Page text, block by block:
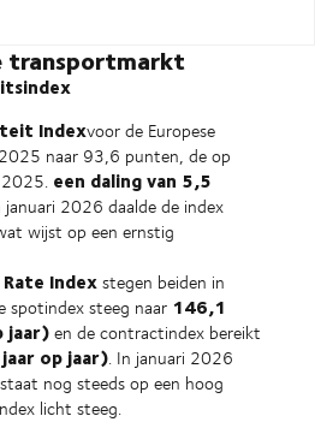
transportmarkt
Indexvoor de Europese
naar 93,6 punten, de op
2025. een daling van 5,5
januari 2026 daalde de index
wijst op een ernstig
Indexstegen beiden in
spotindex steeg naar 146,1
jaar)en de contractindex bereikt
op jaar). In januari 2026
nog steeds op een hoog
licht steeg.